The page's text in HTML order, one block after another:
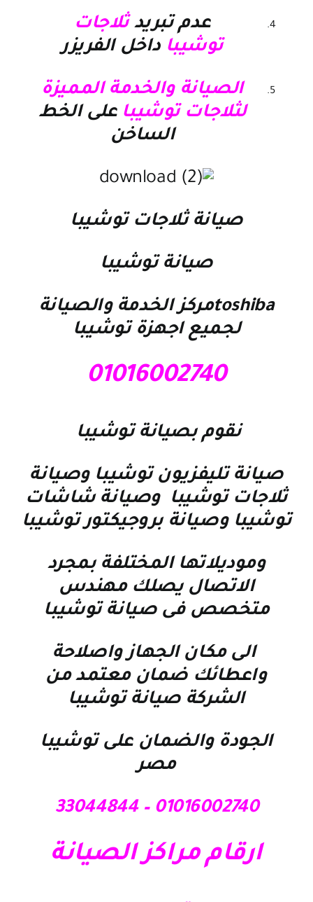
عدم تبريد ثلاجات
توشيباداخل الفريزر
الصيانة والخدمة المميزة
لثلاجات توشيبا على الخط
الساخن
صيانة ثلاجات توشيبا
صيانة توشيبا
toshibaمركز الخدمة والصيانة
لجميع اجهزة توشيبا
01016002740
نقوم بصيانة توشيبا
صيانة تليفزيون توشيبا وصيانة
ثلاجات توشيبا وصيانة شاشات
توشيبا وصيانة بروجيكتور توشيبا
وموديلاتها المختلفة بمجرد
الاتصال يصلك مهندس
متخصص فىصيانة توشيبا
الى مكان الجهاز واصلاحة
واعطائك ضمان معتمد من
الشركةصيانة توشيبا
الجودة والضمان علىتوشيبا
مصر
01016002740 – 33044844
ارقام مراكز الصيانة